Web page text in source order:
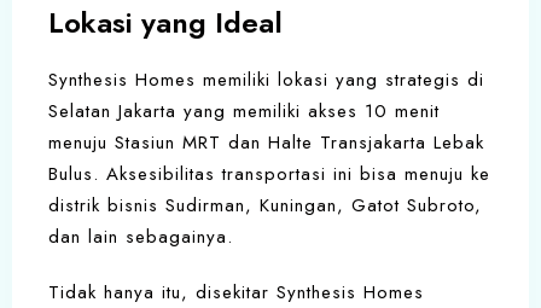
Lokasi yang Ideal
Synthesis Homes memiliki lokasi yang strategis di
Selatan Jakarta yang memiliki akses 10 menit
menuju Stasiun MRT dan Halte Transjakarta Lebak
Bulus. Aksesibilitas transportasi ini bisa menuju ke
distrik bisnis Sudirman, Kuningan, Gatot Subroto,
dan lain sebagainya.
Tidak hanya itu, disekitar Synthesis Homes